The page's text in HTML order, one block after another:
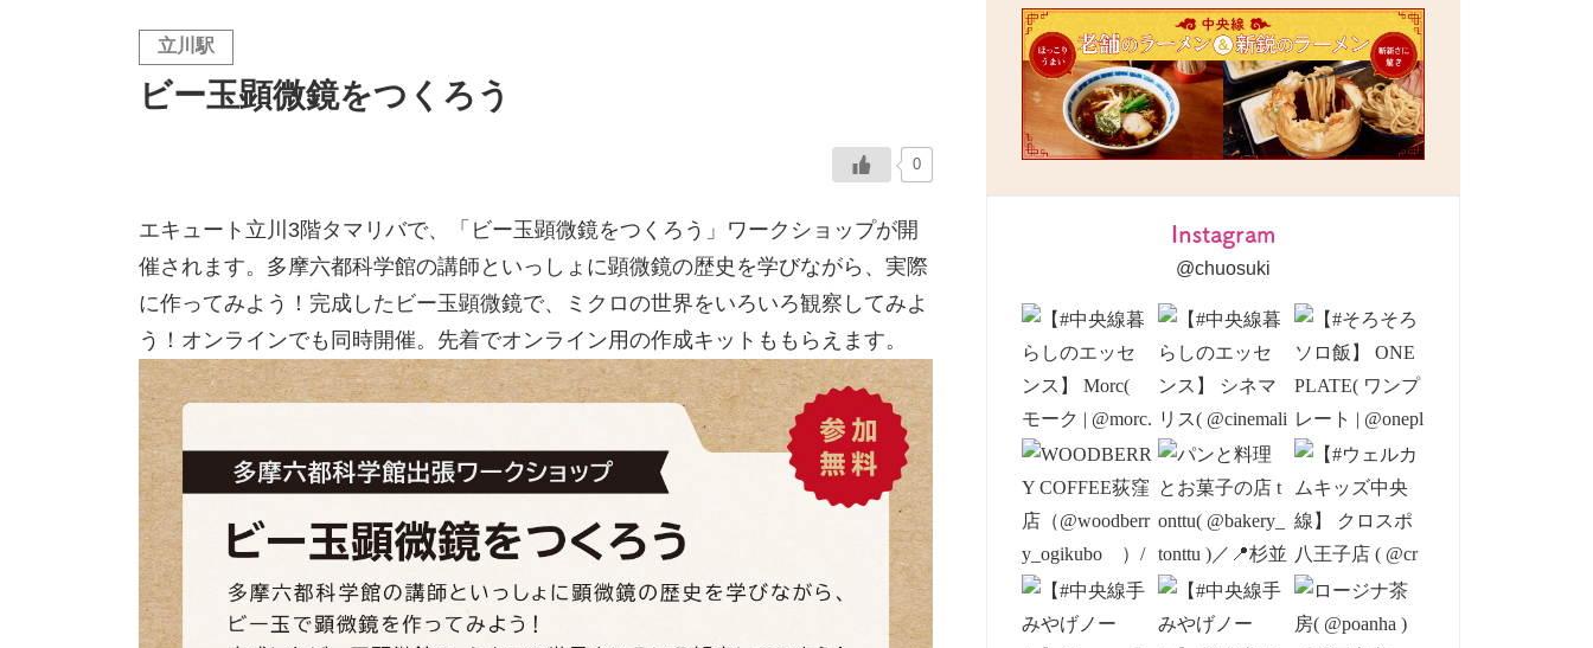
立川駅
ビー玉顕微鏡をつくろう
0
エキュート立川3階タマリバで、「ビー玉顕微鏡をつくろう」ワークショップが開
催されます。多摩六都科学館の講師といっしょに顕微鏡の歴史を学びながら、実際
に作ってみよう！完成したビー玉顕微鏡で、ミクロの世界をいろいろ観察してみよ
う！オンラインでも同時開催。先着でオンライン用の作成キットももらえます。
Instagram
@chuosuki